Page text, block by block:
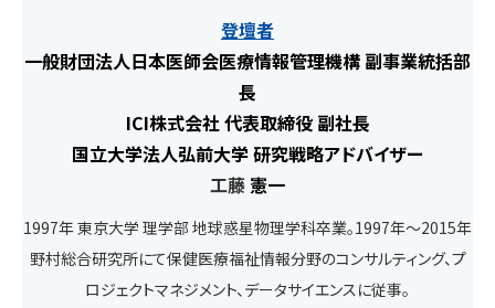
登壇者
一般財団法人日本医師会医療情報管理機構 副事業統括部
長
ICI株式会社 代表取締役 副社長
国立大学法人弘前大学 研究戦略アドバイザー
工藤 憲一
1997年 東京大学 理学部 地球惑星物理学科卒業。1997年～2015年
野村総合研究所にて保健医療福祉情報分野のコンサルティング、プ
ロジェクトマネジメント、データサイエンスに従事。